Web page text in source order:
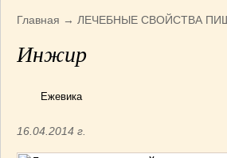
Армянская(4)
Грузинская
Ирландские блюда
Корейская
Главная → ЛЕЧЕБНЫЕ СВОЙСТВА
Инжир
Ежевика
16.04.2014 г.